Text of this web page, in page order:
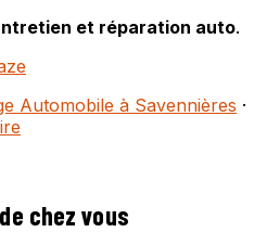
et réparation auto.
Automobile à Savennières ·
chez vous